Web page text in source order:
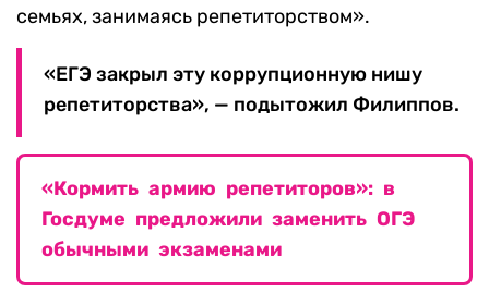
семьях, занимаясь репетиторством».
«ЕГЭ закрыл эту коррупционную нишу
репетиторства», — подытожил Филиппов.
«Кормить армию репетиторов»: в
Госдуме предложили заменить ОГЭ
обычными экзаменами